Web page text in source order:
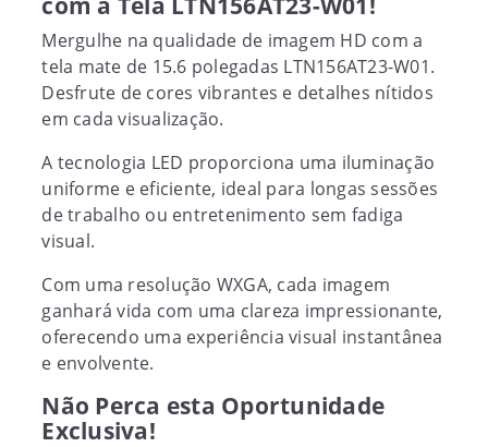
Mergulhe na qualidade de imagem HD com a
tela mate de 15.6 polegadas LTN156AT23-W01.
Desfrute de cores vibrantes e detalhes nítidos
em cada visualização.
A tecnologia LED proporciona uma iluminação
uniforme e eficiente, ideal para longas sessões
de trabalho ou entretenimento sem fadiga
visual.
Com uma resolução WXGA, cada imagem
ganhará vida com uma clareza impressionante,
oferecendo uma experiência visual instantânea
e envolvente.
Não Perca esta Oportunidade
Exclusiva!